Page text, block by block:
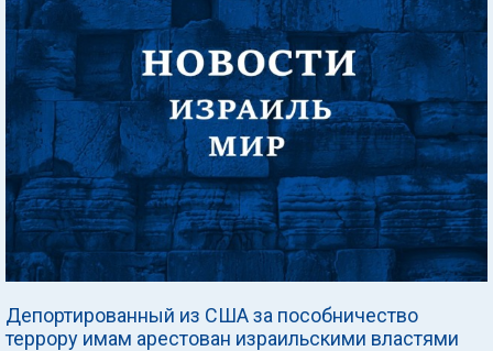
Депортированный из США за пособничество
террору имам арестован израильскими властями